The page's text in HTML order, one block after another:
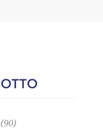
(90)